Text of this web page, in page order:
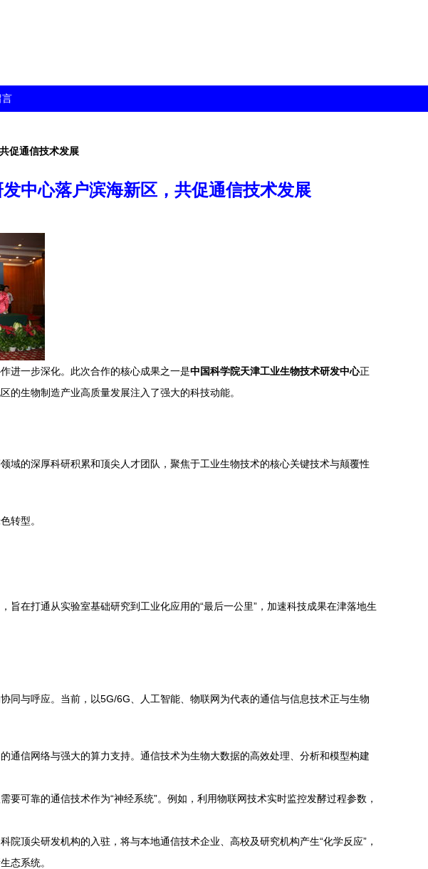
言
促通信技术发展
中心落户滨海新区，共促通信技术发展
进一步深化。此次合作的核心成果之一是中国科学院天津工业生物技术研发中心正
生物制造产业高质量发展注入了强大的科技动能。
的深厚科研积累和顶尖人才团队，聚焦于工业生物技术的核心关键技术与颠覆性
转型。
在打通从实验室基础研究到工业化应用的“最后一公里”，加速科技成果在津落地生
同与呼应。当前，以5G/6G、人工智能、物联网为代表的通信与信息技术正与生物
通信网络与强大的算力支持。通信技术为生物大数据的高效处理、分析和模型构建
可靠的通信技术作为“神经系统”。例如，利用物联网技术实时监控发酵过程参数，
顶尖研发机构的入驻，将与本地通信技术企业、高校及研究机构产生“化学反应”，
态系统。